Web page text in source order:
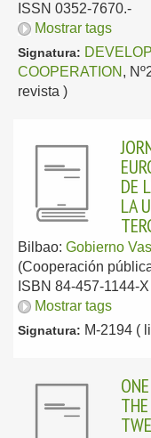
ISSN 0352-7670.-
Mostrar tags
Signatura:
COOPERATION ,
revista )
DE
LA
Bilbao: Gobierno
(Cooperación
ISBN 84-457-1144-
Mostrar tags
Signatura: M-2194 (